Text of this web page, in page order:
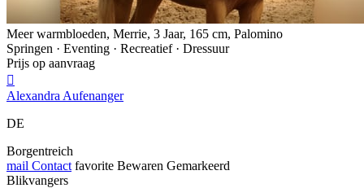
Meer warmbloeden, Merrie, 3 Jaar, 165 cm, Palomino
Springen · Eventing · Recreatief · Dressuur
Prijs op aanvraag

Alexandra Aufenanger
DE
Borgentreich
mail Contact favorite Bewaren Gemarkeerd
Blikvangers